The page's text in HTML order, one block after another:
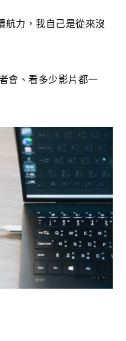
航力，我自己是從來沒
會、看多少影片都一